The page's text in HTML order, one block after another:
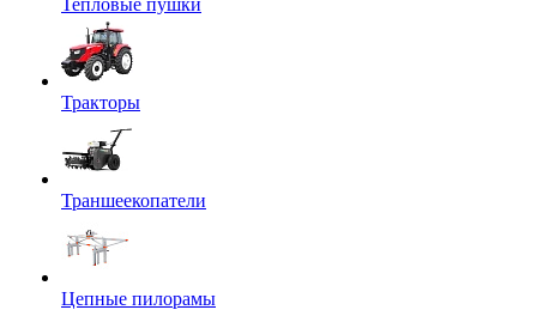
Тепловые пушки
Тракторы
Траншеекопатели
Цепные пилорамы